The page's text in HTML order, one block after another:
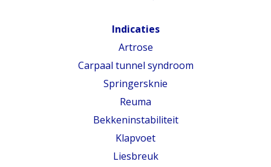
Indicaties
Artrose
Carpaal tunnel syndroom
Springersknie
Reuma
Bekkeninstabiliteit
Klapvoet
Liesbreuk